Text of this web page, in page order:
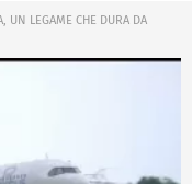
UN LEGAME CHE DURA DA